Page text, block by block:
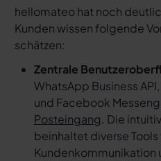
hellomateo hat noch
Kunden wissen folgende
schätzen:
Zentrale
WhatsApp Business
und Facebook
Posteingang. Die
beinhaltet diverse
Kundenkommunikation